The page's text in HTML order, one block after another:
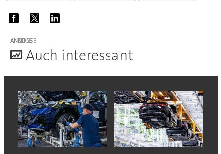
ANZEIGE
Auch interessant